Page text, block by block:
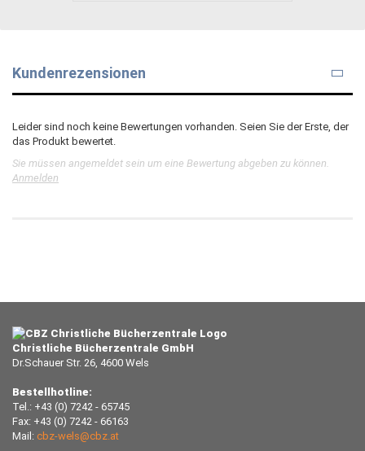
Kundenrezensionen
Leider sind noch keine Bewertungen vorhanden. Seien Sie der Erste, der
das Produkt bewertet.
Sie müssen angemeldet sein um eine Bewertung abgeben zu können.
Anmelden
Christliche Bücherzentrale GmbH
Dr.Schauer Str. 26, 4600 Wels
Bestellhotline:
Tel.: +43 (0) 7242 - 65745
Fax: +43 (0) 7242 - 66163
Mail: cbz-wels@cbz.at